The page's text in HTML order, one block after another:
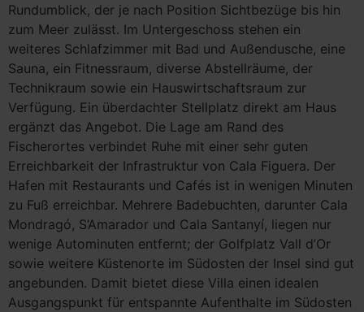
Rundumblick, der je nach Position Sichtbezüge bis hin
zum Meer zulässt. Im Untergeschoss stehen ein
weiteres Schlafzimmer mit Bad und Außendusche, eine
Sauna, ein Fitnessraum, diverse Abstellräume, der
Technikraum sowie ein Hauswirtschaftsraum zur
Verfügung. Ein überdachter Stellplatz direkt am Haus
ergänzt das Angebot. Die Lage am Rand des
Fischerortes verbindet Ruhe mit einer sehr guten
Erreichbarkeit der Infrastruktur von Cala Figuera. Der
Hafen mit Restaurants und Cafés ist in wenigen Minuten
zu Fuß erreichbar. Mehrere Badebuchten, darunter Cala
Mondragó, S’Amarador und Cala Santanyí, liegen nur
wenige Autominuten entfernt; der Golfplatz Vall d’Or
sowie weitere Küstenorte im Südosten der Insel sind gut
angebunden. Damit bietet diese Villa einen idealen
Ausgangspunkt für entspannte Aufenthalte im Südosten